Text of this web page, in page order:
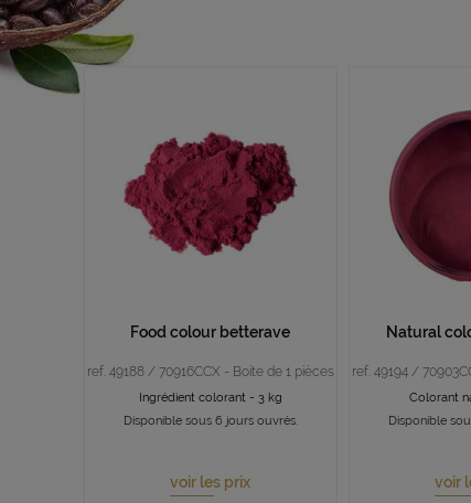
Food colour betterave
ref. 49188 / 70916CCX - Boite de 1 pièces
Ingrédient colorant - 3 kg
Disponible sous 6 jours ouvrés.
voir les prix
Natural
ref. 49194 /
Colorant
Disponible
voir